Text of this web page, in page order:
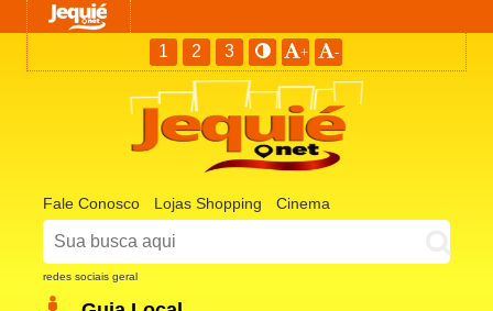
1 2 3 + -
Fale Conosco Lojas Shopping Cinema
redes sociais geral